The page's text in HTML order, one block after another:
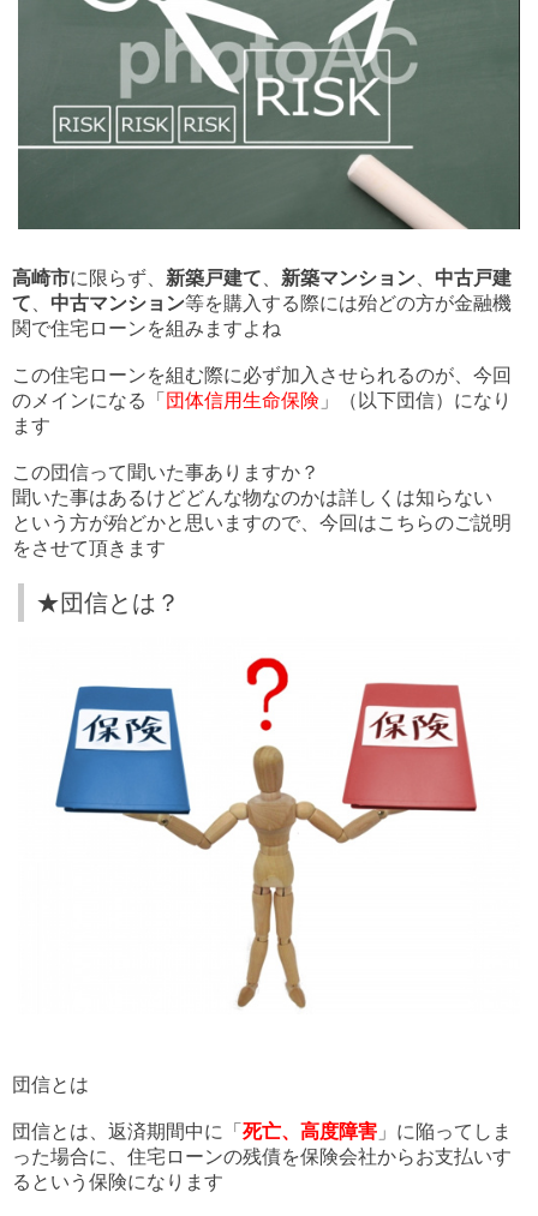
高崎市に限らず、 新築戸建て 新築マンション
中古戸建
て
中古マンション等を購入する際には殆どの方が金融機
関で住宅ローンを組みますよね
この住宅ローンを組む際に必ず加入させられるのが、今回
のメインになる「 団体信用生命保険 」（以下団信）になり
ます
この団信って聞いた事ありますか？
聞いた事はあるけどどんな物なのかは詳しくは知らない
という方が殆どかと思いますので、今回はこちらのご説明
をさせて頂きます
★団信とは？
団信とは
団信とは、返済期間中に「 死亡、高度障害 」に陥ってしま
った場合に、住宅ローンの残債を保険会社からお支払いす
るという保険になります